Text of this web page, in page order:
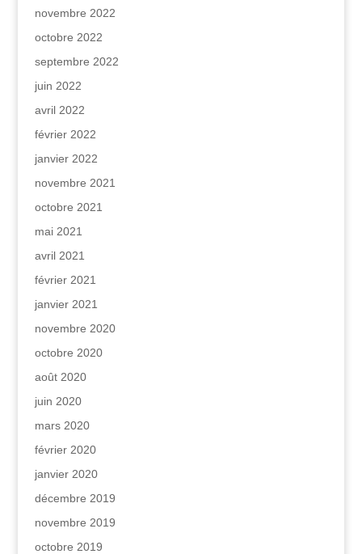
novembre 2022
octobre 2022
septembre 2022
juin 2022
avril 2022
février 2022
janvier 2022
novembre 2021
octobre 2021
mai 2021
avril 2021
février 2021
janvier 2021
novembre 2020
octobre 2020
août 2020
juin 2020
mars 2020
février 2020
janvier 2020
décembre 2019
novembre 2019
octobre 2019